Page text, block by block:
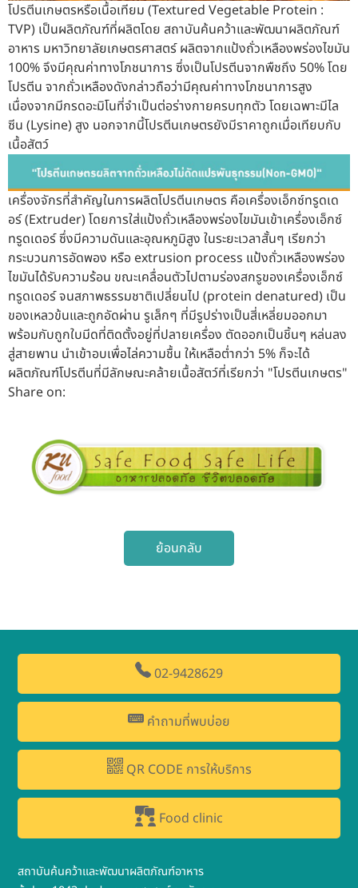
โปรตีนเกษตรหรือเนื้อเทียม (Textured Vegetable Protein :
TVP) เป็นผลิตภัณฑ์ที่ผลิตโดย สถาบันค้นคว้าและพัฒนาผลิตภัณฑ์
อาหาร มหาวิทยาลัยเกษตรศาสตร์ ผลิตจากแป้งถั่วเหลืองพร่องไขมัน
100% จึงมีคุณค่าทางโภชนาการ ซึ่งเป็นโปรตีนจากพืชถึง 50% โดย
โปรตีน จากถั่วเหลืองดังกล่าวถือว่ามีคุณค่าทางโภชนาการสูง
เนื่องจากมีกรดอะมิโนที่จำเป็นต่อร่างกายครบทุกตัว โดยเฉพาะมีไล
ซีน (Lysine) สูง นอกจากนี้โปรตีนเกษตรยังมีราคาถูกเมื่อเทียบกับ
เนื้อสัตว์
เครื่องจักรที่สำคัญในการผลิตโปรตีนเกษตร คือเครื่องเอ็กซ์ทรูดเด
อร์ (Extruder) โดยการใส่แป้งถั่วเหลืองพร่องไขมันเข้าเครื่องเอ็กซ์
ทรูดเดอร์ ซึ่งมีความดันและอุณหภูมิสูง ในระยะเวลาสั้นๆ เรียกว่า
กระบวนการอัดพอง หรือ extrusion process แป้งถั่วเหลืองพร่อง
ไขมันได้รับความร้อน ขณะเคลื่อนตัวไปตามร่องสกรูของเครื่องเอ็กซ์
ทรูดเดอร์ จนสภาพธรรมชาติเปลี่ยนไป (protein denatured) เป็น
ของเหลวข้นและถูกอัดผ่าน รูเล็กๆ ที่มีรูปร่างเป็นสี่เหลี่ยมออกมา
พร้อมกับถูกใบมีดที่ติดตั้งอยู่ที่ปลายเครื่อง ตัดออกเป็นชิ้นๆ หล่นลง
สู่สายพาน นำเข้าอบเพื่อไล่ความชื้น ให้เหลือต่ำกว่า 5% ก็จะได้
ผลิตภัณฑ์โปรตีนที่มีลักษณะคล้ายเนื้อสัตว์ที่เรียกว่า "โปรตีนเกษตร"
Share on:
ย้อนกลับ
02-9428629
คำถามที่พบบ่อย
QR CODE การให้บริการ
Food clinic
สถาบันค้นคว้าและพัฒนาผลิตภัณฑ์อาหาร